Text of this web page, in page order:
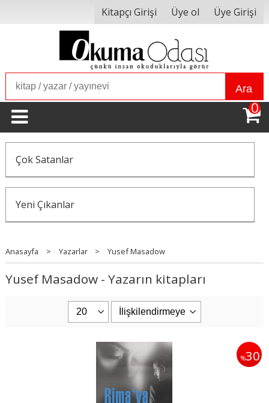
Kitapçı Girişi Üye ol Üye Girişi
Ara
0
Çok Satanlar
Yeni Çıkanlar
Anasayfa > Yazarlar > Yusef Masadow
Yusef Masadow - Yazarın kitapları
%30